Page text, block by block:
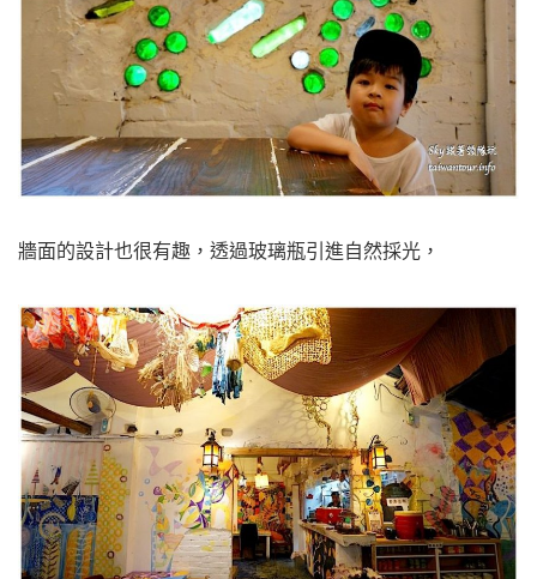
牆面的設計也很有趣，透過玻璃瓶引進自然採光，